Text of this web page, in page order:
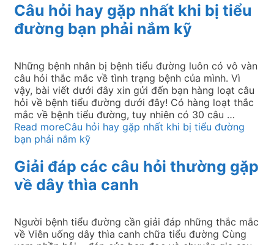
Câu hỏi hay gặp nhất khi bị tiểu
đường bạn phải nắm kỹ
Những bệnh nhân bị bệnh tiểu đường luôn có vô vàn
câu hỏi thắc mắc về tình trạng bệnh của mình. Vì
vậy, bài viết dưới đây xin gửi đến bạn hàng loạt câu
hỏi về bệnh tiểu đường dưới đây! Có hàng loạt thắc
mắc về bệnh tiểu đường, tuy nhiên có 30 câu …
Read moreCâu hỏi hay gặp nhất khi bị tiểu đường
bạn phải nắm kỹ
Giải đáp các câu hỏi thường gặp
về dây thìa canh
Người bệnh tiểu đường cần giải đáp những thắc mắc
về Viên uống dây thìa canh chữa tiểu đường Cùng